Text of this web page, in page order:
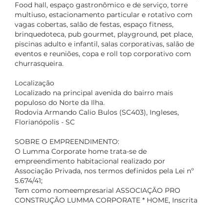
Food hall, espaço gastronômico e de serviço, torre
multiuso, estacionamento particular e rotativo com
vagas cobertas, salão de festas, espaço fitness,
brinquedoteca, pub gourmet, playground, pet place,
piscinas adulto e infantil, salas corporativas, salão de
eventos e reuniões, copa e roll top corporativo com
churrasqueira.
Localização
Localizado na principal avenida do bairro mais
populoso do Norte da Ilha.
Rodovia Armando Calio Bulos (SC403), Ingleses,
Florianópolis - SC
SOBRE O EMPREENDIMENTO:
O Lumma Corporate home trata-se de
empreendimento habitacional realizado por
Associação Privada, nos termos definidos pela Lei nº
5.674/41;
Tem como nomeempresarial ASSOCIAÇÃO PRO
CONSTRUÇÃO LUMMA CORPORATE * HOME, Inscrita